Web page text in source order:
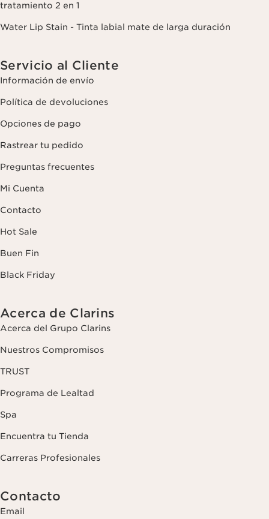
tratamiento 2 en 1
Water Lip Stain - Tinta labial mate de larga duración
Servicio al Cliente
Información de envío
Política de devoluciones
Opciones de pago
Rastrear tu pedido
Preguntas frecuentes
Mi Cuenta
Contacto
Hot Sale
Buen Fin
Black Friday
Acerca de Clarins
Acerca del Grupo Clarins
Nuestros Compromisos
TRUST
Programa de Lealtad
Spa
Encuentra tu Tienda
Carreras Profesionales
Contacto
Email